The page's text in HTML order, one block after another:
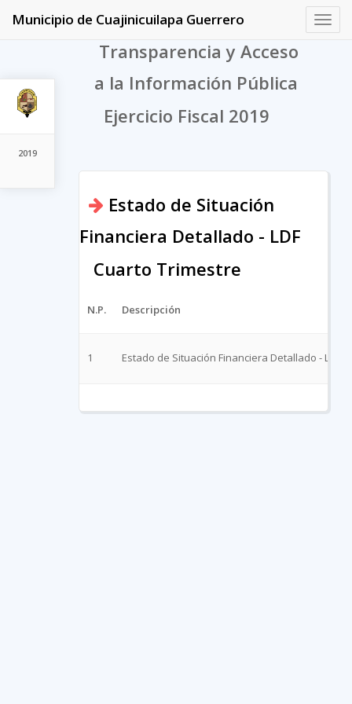
2019
Municipio de Cuajinicuilapa Guerrero
Transparencia y Acceso
a la Información Pública
Ejercicio Fiscal 2019
Estado de Situación
Financiera Detallado - LDF
Cuarto Trimestre
N.P. Descripción
1 Estado de Situación Financiera Detallado - LDF